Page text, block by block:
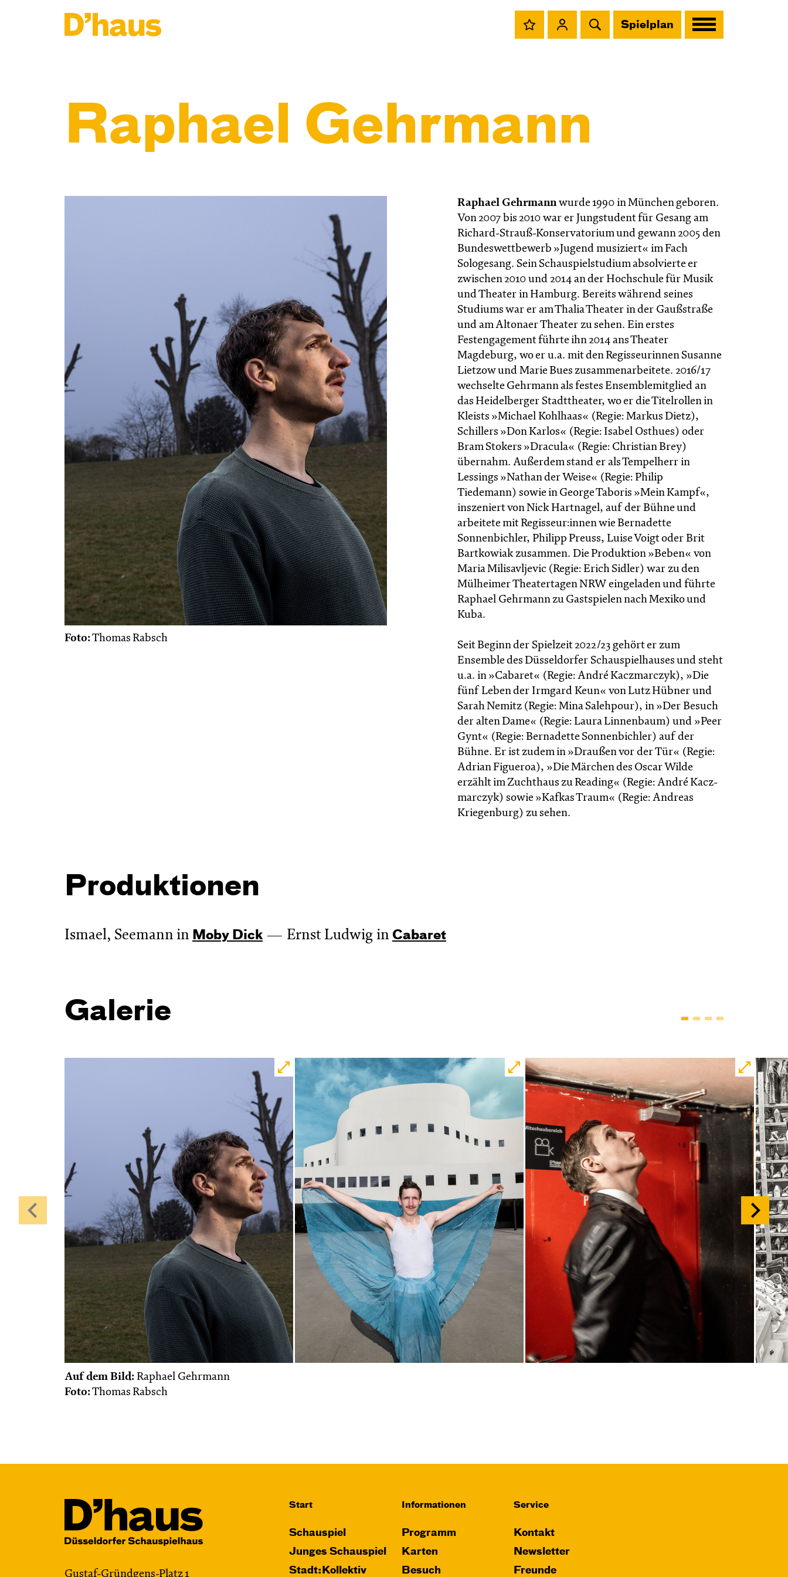
Spielplan
Raphael Gehrmann
Foto:Thomas Rabsch
Raphael Gehrmann wurde 1990 in München geboren.
Von 2007 bis 2010 war er Jungstudent für Gesang am
Richard-Strauß-Konservatorium und gewann 2005 den
Bundeswettbewerb »Jugend musiziert« im Fach
Sologesang. Sein Schauspielstudium absolvierte er
zwischen 2010 und 2014 an der Hochschule für Musik
und Theater in Hamburg. Bereits während seines
Studiums war er am Thalia Theater in der Gaußstraße
und am Altonaer Theater zu sehen. Ein erstes
Festengagement führte ihn 2014 ans Theater
Magdeburg, wo er u.a. mit den Regisseurinnen Susanne
Lietzow und Marie Bues zusammenarbeitete. 2016/17
wechselte Gehrmann als festes Ensemblemitglied an
das Heidelberger Stadttheater, wo er die Titelrollen in
Kleists »Michael Kohlhaas« (Regie: Markus Dietz),
Schillers »Don Karlos« (Regie: Isabel Osthues) oder
Bram Stokers »Dracula« (Regie: Christian Brey)
übernahm. Außerdem stand er als Tempelherr in
Lessings »Nathan der Weise« (Regie: Philip
Tiedemann) sowie in George Taboris »Mein Kampf«,
inszeniert von Nick Hartnagel, auf der Bühne und
arbeitete mit Regisseur:innen wie Bernadette
Sonnenbichler, Philipp Preuss, Luise Voigt oder Brit
Bartkowiak zusammen. Die Produktion »Beben« von
Maria Milisavljevic (Regie: Erich Sidler) war zu den
Mülheimer Theatertagen NRW eingeladen und führte
Raphael Gehrmann zu Gastspielen nach Mexiko und
Kuba.
Seit Beginn der Spielzeit 2022/23 gehört er zum
Ensemble des Düsseldorfer Schauspielhauses und steht
u.a. in »Cabaret« (Regie: André Kaczmarczyk), »Die
fünf Leben der Irmgard Keun« von Lutz Hübner und
Sarah Nemitz (Regie: Mina Salehpour), in »Der Besuch
der alten Dame« (Regie: Laura Linnenbaum) und »Peer
Gynt« (Regie: Bernadette Sonnenbichler) auf der
Bühne. Er ist zudem in »Draußen vor der Tür« (Regie:
Adrian Figueroa), »Die Märchen des Oscar Wilde
erzählt im Zucht­haus zu Reading« (Regie: André Kacz­
marc­zyk) sowie »Kafkas Traum« (Regie: Andreas
Kriegenburg) zu sehen.
Produktionen
Ismael, Seemann in Moby Dick Ernst Ludwig in Cabaret
Galerie
Auf dem Bild: Raphael Gehrmann
Foto:Thomas Rabsch
Gustaf-Gründgens-Platz 1
Start
Schauspiel
Junges Schauspiel
Stadt:Kollektiv
Informationen
Programm
Karten
Besuch
Service
Kontakt
Newsletter
Freunde